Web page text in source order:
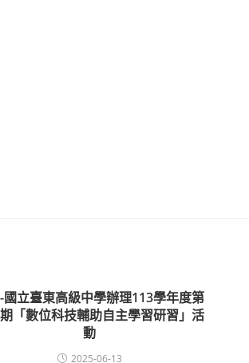
國立臺東高級中學辦理113學年度第
「數位科技輔助自主學習研習」活
動
2025-06-13